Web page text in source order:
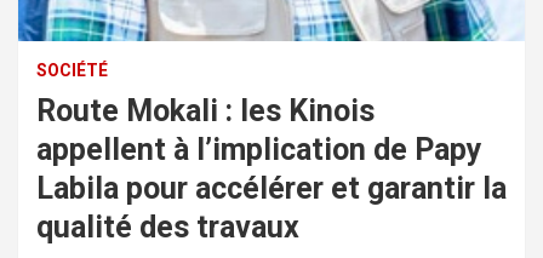
SOCIÉTÉ
Route Mokali : les Kinois
appellent à l’implication de Papy
Labila pour accélérer et garantir la
qualité des travaux